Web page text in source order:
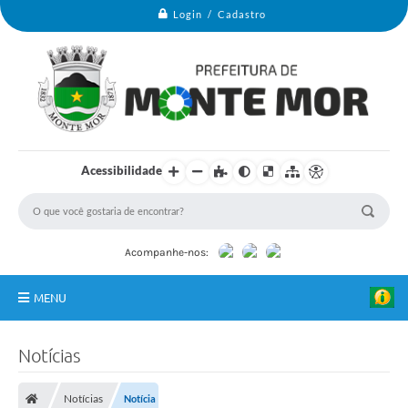
Login / Cadastro
Acessibilidade
Acompanhe-nos:
MENU
Notícias
Notícias Notícia